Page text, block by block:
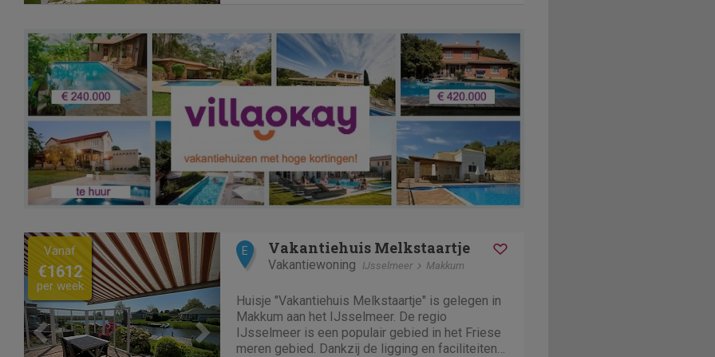
Previous Next
Vanaf
€1612
per week
E Vakantiehuis Melkstaartje
Vakantiewoning IJsselmeer Makkum
Huisje "Vakantiehuis Melkstaartje" is gelegen in
Makkum aan het IJsselmeer. De regio
IJsselmeer is een populair gebied in het Friese
meren gebied. Dankzij de ligging en faciliteiten